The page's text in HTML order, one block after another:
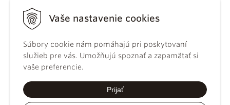
Vaše nastavenie cookies
Súbory cookie nám pomáhajú pri poskytovaní
služieb pre vás. Umožňujú spoznať a zapamätať si
vaše preferencie.
Prijať
KBS
kánonického
práva
Katechizmus